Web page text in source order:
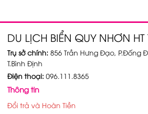
DU LỊCH BIỂN QUY NHƠN HT
Trụ sở chính: 856 Trần Hưng Đạo, P.Đống
T.Bình Định
Điện thoại: 096.111.8365
Thông tin
Đổi trả và Hoàn Tiền